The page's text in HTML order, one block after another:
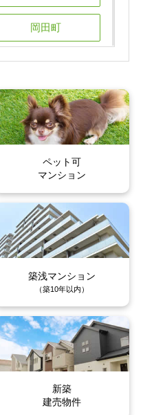
岡田町
鍛冶屋町
上京塚町
上通町
辛島町
河原町
京町
草葉町
黒髪
神水本町
紺屋阿弥陀寺町
紺屋町
岡田町
鍛冶屋町
上京塚町
上通町
辛島町
河原町
京町
草葉町
黒髪
神水本町
紺屋阿弥陀寺町
紺屋町
岡田町
鍛冶屋町
上京塚町
上通町
辛島町
河原町
京町
草葉町
黒髪
神水本町
紺屋阿弥陀寺町
紺屋町
岡田町
鍛冶屋町
上京塚町
上通町
辛島町
河原町
京町
草葉町
黒髪
神水本町
紺屋阿弥陀寺町
紺屋町
岡田町
鍛冶屋町
上京塚町
上通町
辛島町
河原町
京町
草葉町
黒髪
神水本町
紺屋阿弥陀寺町
紺屋町
ペット可
マンション
築浅マンション
（築10年以内）
新築
建売物件